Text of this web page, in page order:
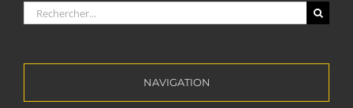
Rechercher:
NAVIGATION